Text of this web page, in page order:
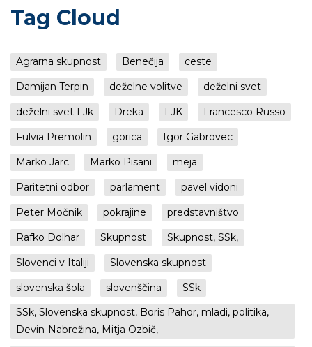
Tag Cloud
Agrarna skupnost Benečija
ceste
Damijan Terpin
deželne volitve
deželni svet
deželni svet FJk
Dreka FJK
Francesco Russo
Fulvia Premolin
gorica
Igor Gabrovec
Marko Jarc
Marko Pisani
meja
Paritetni odbor
parlament
pavel vidoni
Peter Močnik
pokrajine
predstavništvo
Rafko Dolhar
Skupnost
Skupnost, SSk,
Slovenci v Italiji
Slovenska skupnost
slovenska šola
slovenščina
SSk
SSk, Slovenska skupnost, Boris Pahor, mladi, politika,
Devin-Nabrežina, Mitja Ozbič,